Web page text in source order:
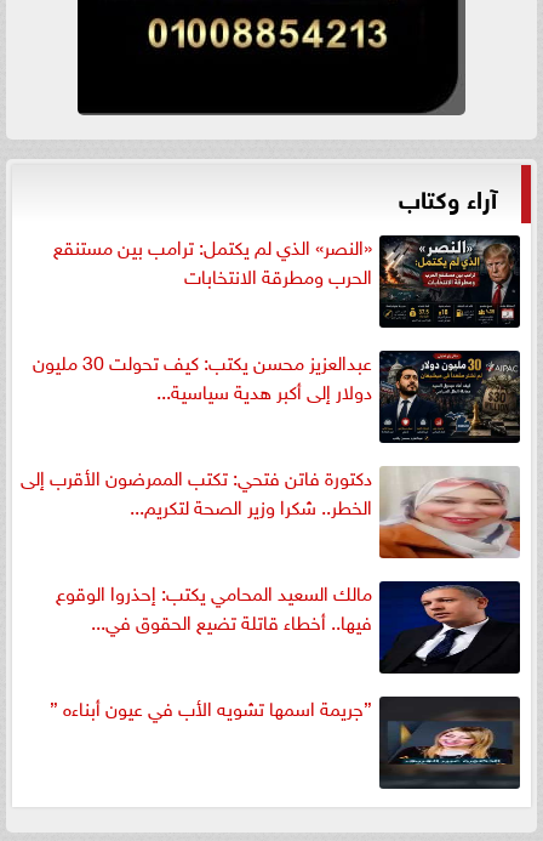
آراء وكتاب
«النصر» الذي لم يكتمل: ترامب بين مستنقع
الحرب ومطرقة الانتخابات
عبدالعزيز محسن يكتب: كيف تحولت 30 مليون
دولار إلى أكبر هدية سياسية...
دكتورة فاتن فتحي: تكتب الممرضون الأقرب إلى
الخطر.. شكرا وزير الصحة لتكريم...
مالك السعيد المحامي يكتب: إحذروا الوقوع
فيها.. أخطاء قاتلة تضيع الحقوق في...
”جريمة اسمها تشويه الأب في عيون أبناءه ”